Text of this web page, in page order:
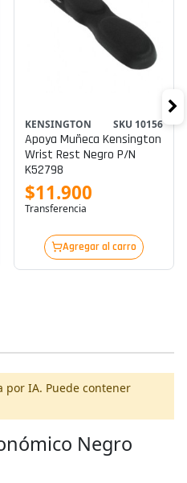
KENSINGTON SKU 10156
Apoya Muñeca Kensington
Wrist Rest Negro P/n
K52798
$11.900
Transferencia
Agregar al carro
por IA. Puede contener
Negro